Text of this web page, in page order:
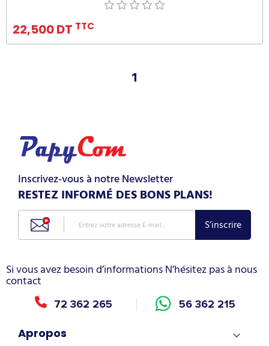
22,500 DT TTC
Ajouter au panier
1
Inscrivez-vous à notre Newsletter
RESTEZ INFORMÉ DES BONS PLANS!
Si vous avez besoin d’informations N’hésitez pas à nous
contact
72 362 265 56 362 215
Apropos 